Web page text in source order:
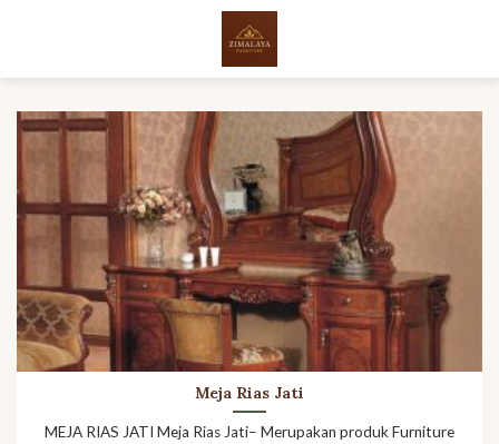
Meja Rias Jati
MEJA RIAS JATI Meja Rias Jati– Merupakan produk Furniture